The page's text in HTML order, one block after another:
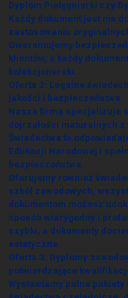
Dyplom Pielęgniarki czy
Każdy dokument jest nie
zastosowaniu
Gwarantujemy
klientów, a każdy
kolekcjonerski.
Oferta 2: Legalne
jakości i bezpieczeństwa
Nasza firma specjalizuje
dojrzałości maturalnych z
Świadectwa te
Edukacji Narodowej i
bezpieczeństwa.
Oferujemy również
szkół zawodowych,
dokumentom możesz
sposób wiarygodny i
szybki, a dokumenty
estetyczne.
Oferta 3: Dyplomy
potwierdzające
Wystawiamy pełne